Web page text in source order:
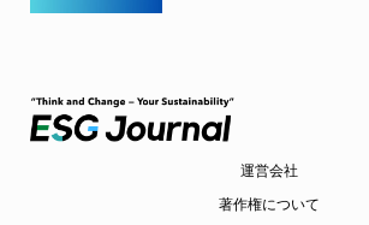
運営会社
著作権について